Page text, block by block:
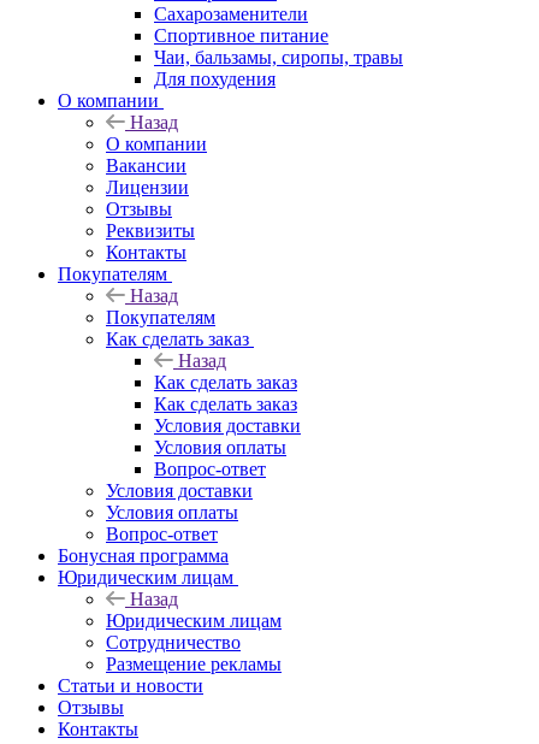
Сахарозаменители
Спортивное питание
Чаи, бальзамы, сиропы, травы
Для похудения
О компании
Назад
О компании
Вакансии
Лицензии
Отзывы
Реквизиты
Контакты
Покупателям
Назад
Покупателям
Как сделать заказ
Назад
Как сделать заказ
Как сделать заказ
Условия доставки
Условия оплаты
Вопрос-ответ
Условия доставки
Условия оплаты
Вопрос-ответ
Бонусная программа
Юридическим лицам
Назад
Юридическим лицам
Сотрудничество
Размещение рекламы
Статьи и новости
Отзывы
Контакты